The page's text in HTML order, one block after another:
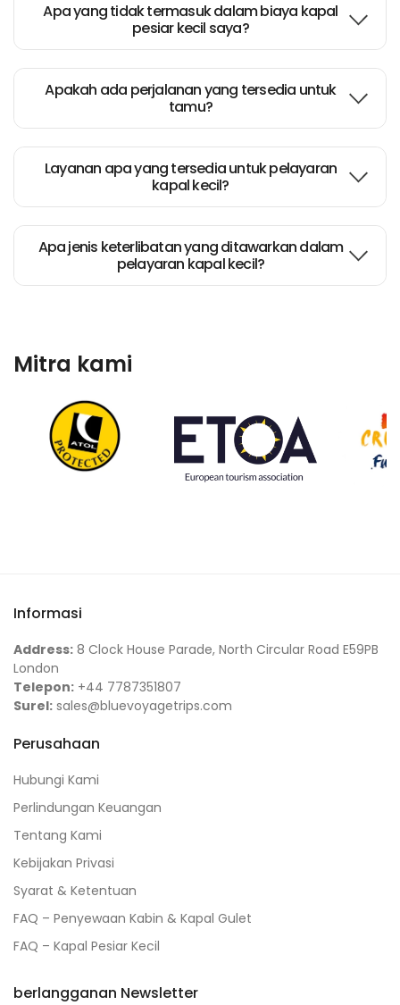
Apa yang tidak termasuk dalam biaya kapal
pesiar kecil saya?
Apakah ada perjalanan yang tersedia untuk
tamu?
Layanan apa yang tersedia untuk pelayaran
kapal kecil?
Apa jenis keterlibatan yang ditawarkan dalam
pelayaran kapal kecil?
Mitra kami
Informasi
Address: 8 Clock House Parade, North Circular Road E59PB
London
Telepon: +44 7787351807
Surel: sales@bluevoyagetrips.com
Perusahaan
Hubungi Kami
Perlindungan Keuangan
Tentang Kami
Kebijakan Privasi
Syarat & Ketentuan
FAQ – Penyewaan Kabin & Kapal Gulet
FAQ – Kapal Pesiar Kecil
berlangganan Newsletter